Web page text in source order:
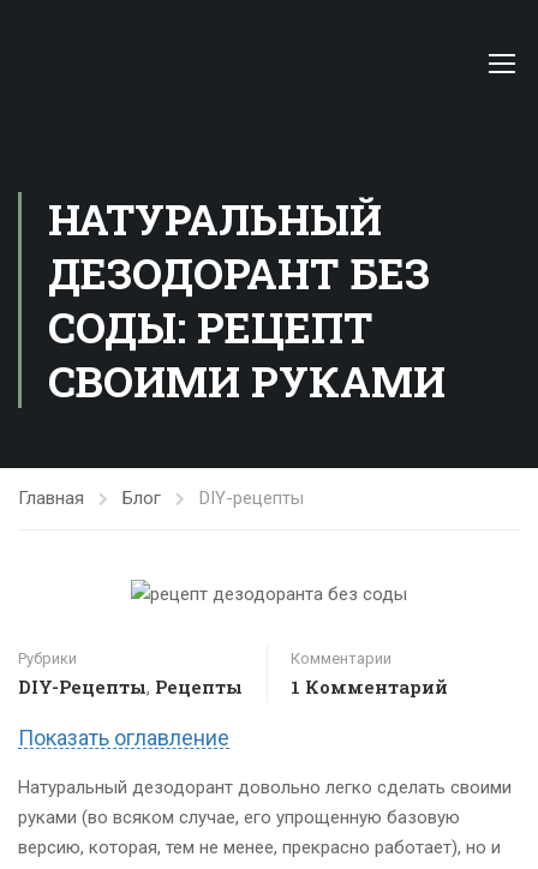
НАТУРАЛЬНЫЙ
ДЕЗОДОРАНТ БЕЗ
СОДЫ: РЕЦЕПТ
СВОИМИ РУКАМИ
Главная Блог DIY-рецепты
Рубрики
DIY-Рецепты, Рецепты
Комментарии
1 Комментарий
Показать оглавление
Натуральный дезодорант довольно легко сделать своими
руками (во всяком случае, его упрощенную базовую
версию, которая, тем не менее, прекрасно работает), но и